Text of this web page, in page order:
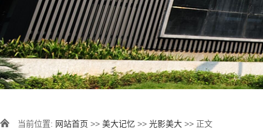
当前位置: 网站首页 >> 美大记忆 >> 光影美大 >> 正文